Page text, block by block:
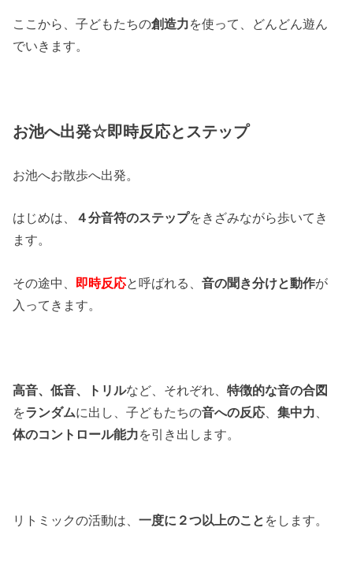
ここから、子どもたちの創造力を使って、どんどん遊ん
でいきます。
お池へ出発☆即時反応とステップ
お池へお散歩へ出発。
はじめは、 ４分音符のステップをきざみながら歩いてき
ます。
その途中、 即時反応と呼ばれる、音の聞き分けと動作が
入ってきます。
高音、低音、トリルなど、それぞれ、特徴的な音の合図
をランダムに出し、子どもたちの音への反応 、集中力
体のコントロール能力を引き出します。
リトミックの活動は、一度に２つ以上のこと をします。